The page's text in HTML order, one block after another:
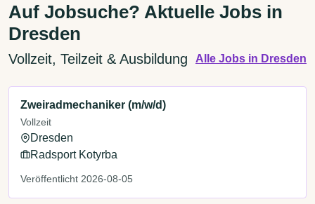
Auf Jobsuche? Aktuelle Jobs in
Dresden
Vollzeit, Teilzeit & Ausbildung Alle Jobs in Dresden
Zweiradmechaniker (m/w/d)
Vollzeit
Dresden
Radsport Kotyrba
Veröffentlicht 2026-08-05